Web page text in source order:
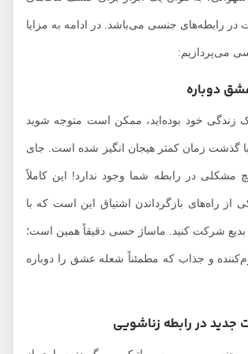
جنسی می‌باشد. در ادامه به مزایا
خود بوده‌اید، ممکن است متوجه شوید
زمان کمتر هیجان انگیز شده است. جای
در رابطه شما وجود ندارد! این کاملاً
بازگرداندن اشتیاق این است که با
شرکت کنید. ماساژ حسی دقیقاً همین است؛
و جذاب که مطمئناً شعله عشق را دوباره
در رابطه زناشویی